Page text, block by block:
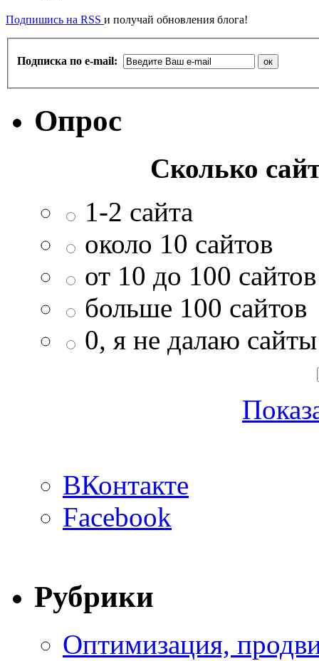
Подпишись на RSS и получай обновления блога!
Подписка по e-mail:
Опрос
Сколько
1-2 сайта
около 10 сайтов
от 10 до 100 сайтов
больше 100 сайтов
0, я не далаю сайты
ВКонтакте
Facebook
Рубрики
Оптимизация,